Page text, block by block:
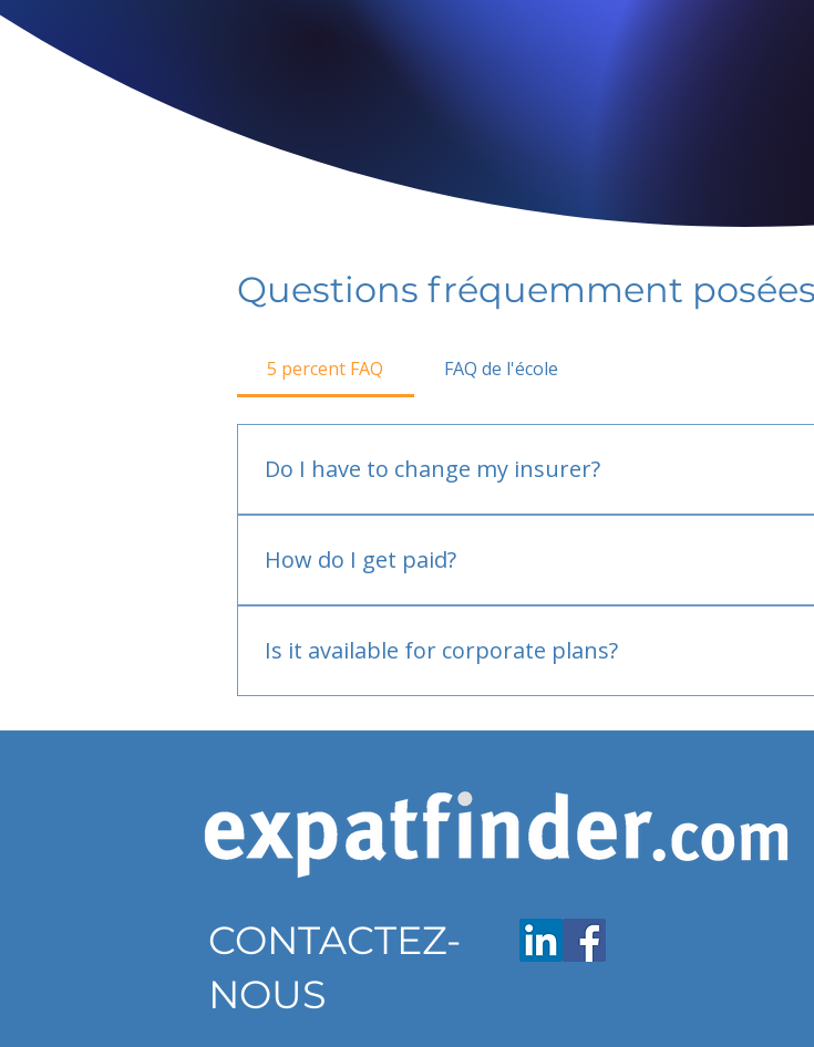
Questions fréquemment posées
5 percent FAQ FAQ de l'école
Do I have to change my insurer?
How do I get paid?
Is it available for corporate plans?
CONTACTEZ-
NOUS